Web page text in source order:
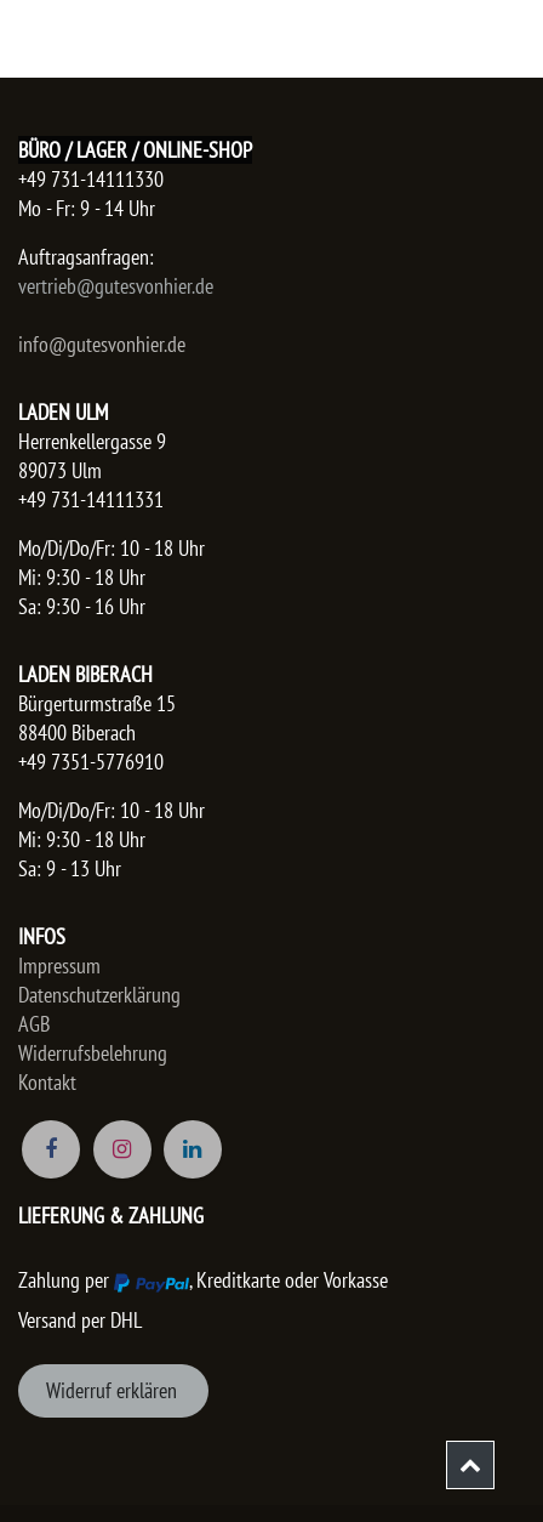
BÜRO / LAGER / ONLINE-SHOP
+49 731-14111330
Mo - Fr: 9 - 14 Uhr
Auftragsanfragen:
​vertrieb@gutesvonhier.de
info@gutesvonhier.de
LADEN ULM
Herrenkellergasse 9
89073 Ulm
+49 731-14111331
Mo/Di/Do/Fr: 10 - 18 Uhr
Mi: 9:30 - 18 Uhr
Sa: 9:30 - 16 Uhr
LADEN BIBERACH
Bürgerturmstraße 15
88400 Biberach
+49 7351-5776910
Mo/Di/Do/Fr: 10 - 18 Uhr
Mi: 9:30 - 18 Uhr
Sa: 9 - 13 Uhr
INFOS
Impressum
Datenschutzerklärung
AGB
Widerrufsbelehrung
Kontakt
LIEFERUNG & ZAHLUNG
Zahlung per
, Kreditkarte oder Vorkasse
Versand per DHL
Widerruf erklären